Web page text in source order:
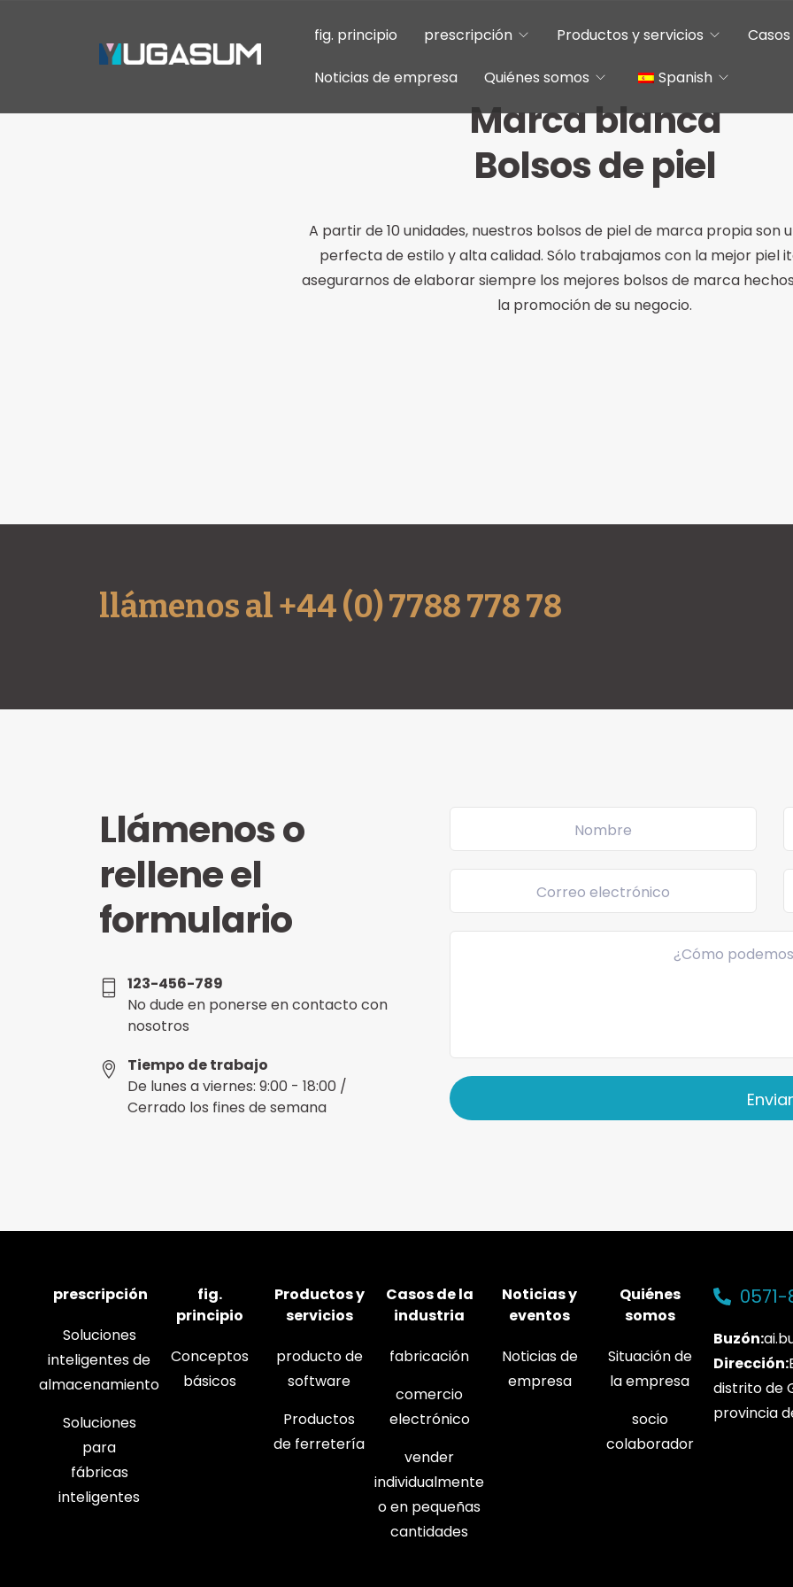
fig. principio prescripción Productos y servicios
Noticias de empresa Quiénes somos Spanish
Chinese
Marca blanca
Bolsos de piel
A partir de 10 unidades, nuestros bolsos de piel de marca propia son
perfecta de estilo y alta calidad. Sólo trabajamos con la mejor piel
asegurarnos de elaborar siempre los mejores bolsos de marca
la promoción de su negocio.
llámenos al +44 (0) 7788 778 78
Llámenos o
rellene el
formulario
123-456-789
No dude en ponerse en contacto con
nosotros
Tiempo de trabajo
De lunes a viernes: 9:00 - 18:00 /
Cerrado los fines de semana
prescripción
Soluciones
inteligentes de
almacenamiento
Soluciones
para
fábricas
inteligentes
fig.
principio
Conceptos
básicos
Productos y
servicios
producto de
software
Productos
de ferretería
Casos de la
industria
fabricación
comercio
electrónico
vender
individualmente
o en pequeñas
cantidades
Noticias y
eventos
Noticias de
empresa
Quiénes
somos
Situación de
la empresa
socio
colaborador
0571-
Buzón:
Dirección:
distrito de
provincia